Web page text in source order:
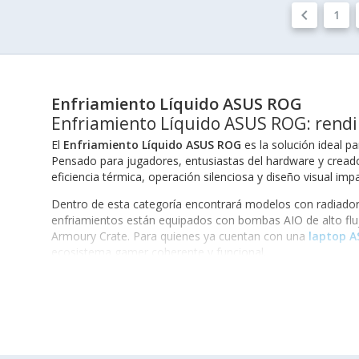
keyboard_arrow_left 1
Enfriamiento Líquido ASUS ROG
Enfriamiento Líquido ASUS ROG:
El Enfriamiento Líquido ASUS ROG es la solución ideal
Pensado para jugadores, entusiastas del hardware y
eficiencia térmica, operación silenciosa y diseño visual
Dentro de esta categoría encontrará modelos con
enfriamientos están equipados con bombas AIO de alto
Armoury Crate. Para quienes ya cuentan con una laptop
ecosistema gamer coherente y funcional.